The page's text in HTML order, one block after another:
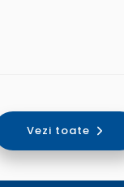
Vezi toate